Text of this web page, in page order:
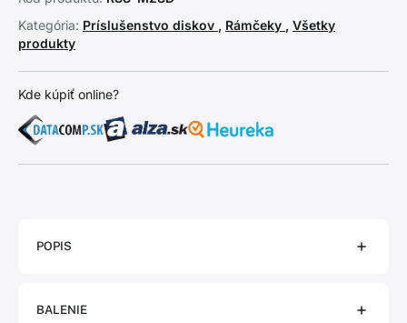
Kategória: Príslušenstvo diskov , Rámčeky , Všetky
produkty
Kde kúpiť online?
POPIS
BALENIE